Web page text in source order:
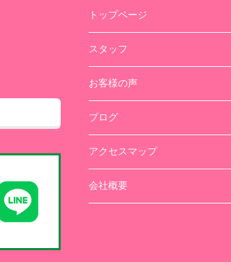
トップページ
スタッフ
お客様の声
ブログ
アクセスマップ
会社概要